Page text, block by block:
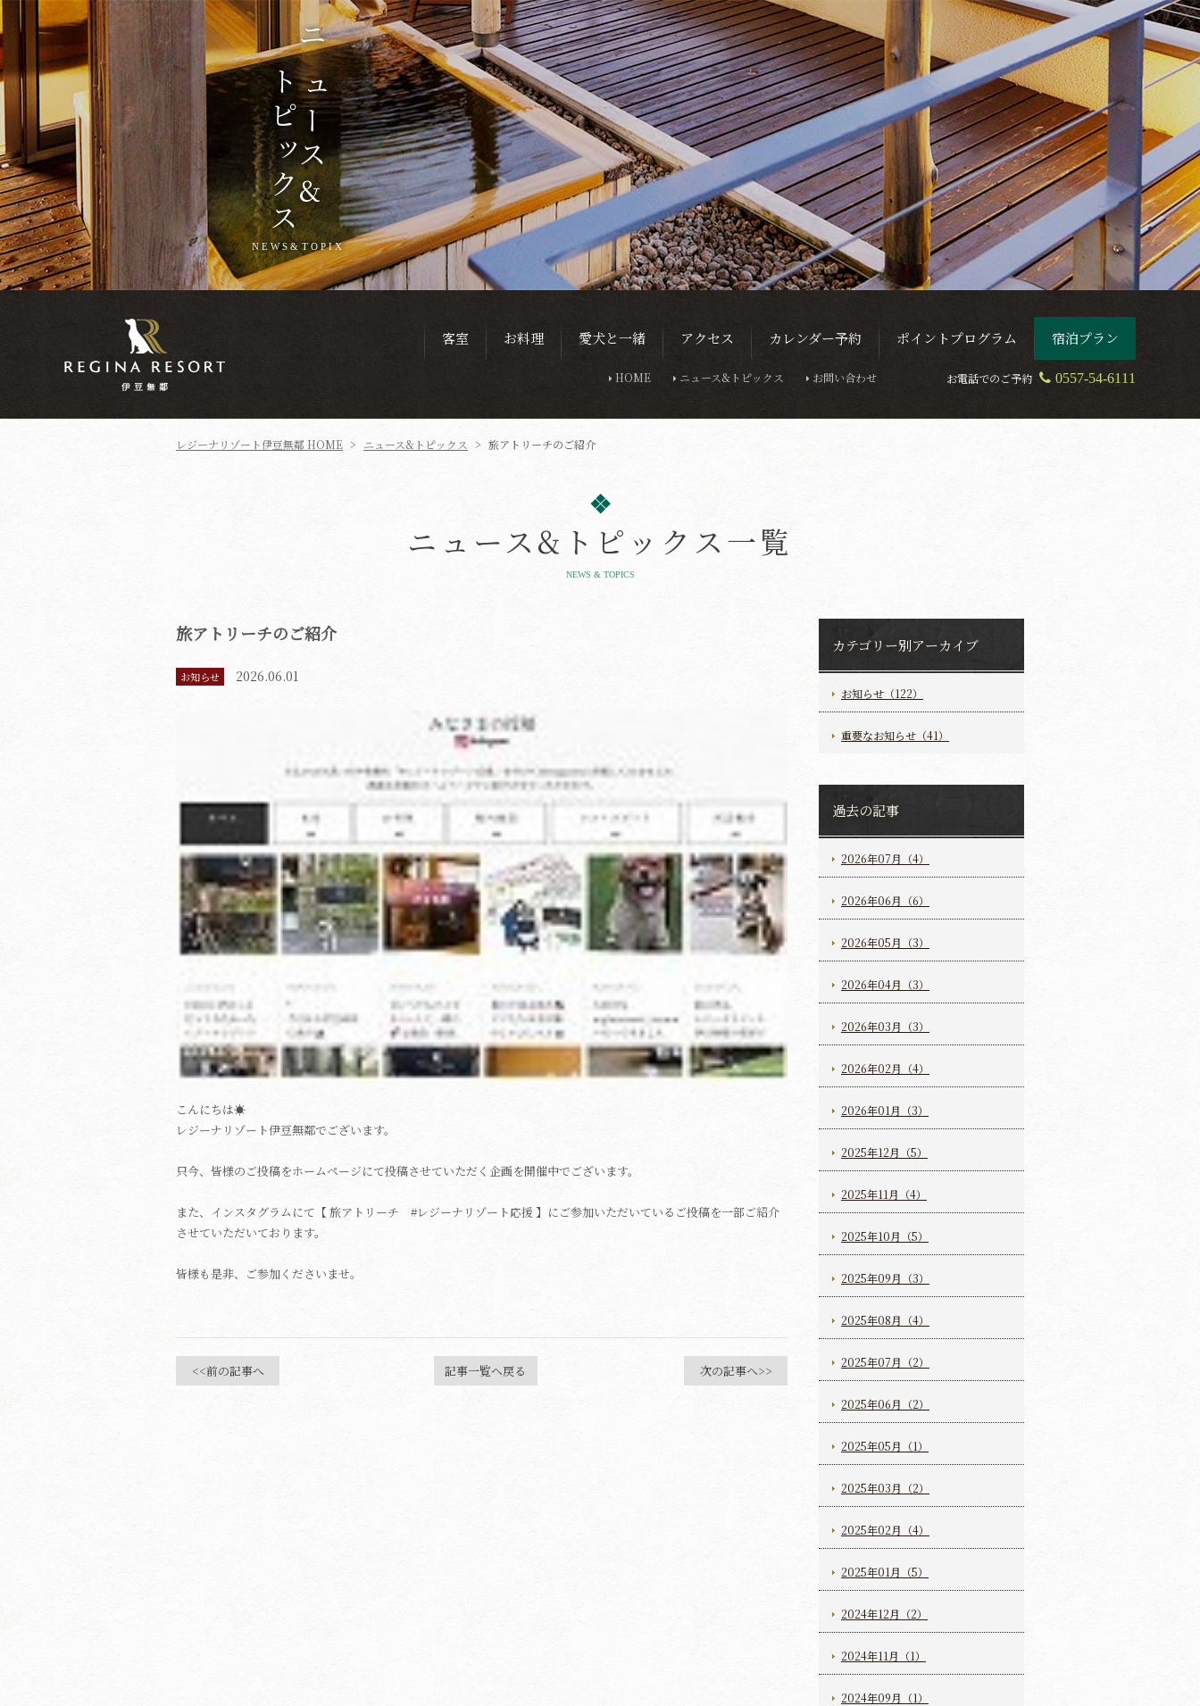
ニュース
&
トピックス
NEWS&TOPIX
客室 お料理 愛犬と一緒 アクセス カレンダー予約 ポイントプログラム 宿泊プラン
HOME ニュース&トピックス お問い合わせ お電話でのご予約 0557-54-6111
レジーナリゾート伊豆無鄰 HOME > ニュース&トピックス > 旅アトリーチのご紹介
ニュース&トピックス一覧
NEWS & TOPICS
旅アトリーチのご紹介
お知らせ 2026.06.01
こんにちは☀
レジーナリゾート伊豆無鄰でございます。
只今、皆様のご投稿をホームページにて投稿させていただく企画を開催中でございます。
また、インスタグラムにて【 旅アトリーチ #レジーナリゾート応援 】にご参加いただいているご投稿を一部ご紹介
させていただいております。
皆様も是非、ご参加くださいませ。
<<前の記事へ 記事一覧へ戻る 次の記事へ>>
カテゴリー別アーカイブ
お知らせ（122）
重要なお知らせ（41）
過去の記事
2026年07月（4）
2026年06月（6）
2026年05月（3）
2026年04月（3）
2026年03月（3）
2026年02月（4）
2026年01月（3）
2025年12月（5）
2025年11月（4）
2025年10月（5）
2025年09月（3）
2025年08月（4）
2025年07月（2）
2025年06月（2）
2025年05月（1）
2025年03月（2）
2025年02月（4）
2025年01月（5）
2024年12月（2）
2024年11月（1）
2024年09月（1）